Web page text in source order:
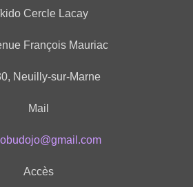
Cercle Lacay
François Mauriac
Neuilly-sur-Marne
Mail
Accès